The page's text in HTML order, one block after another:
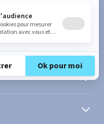
ou évènements de Bultex
personnelles